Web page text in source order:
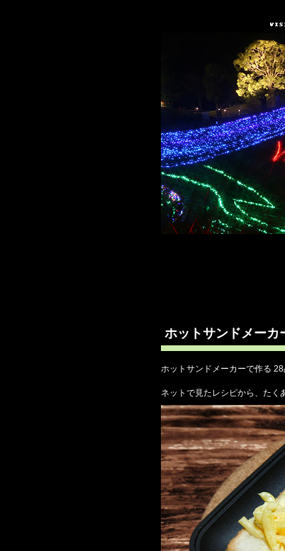
ホットサンドメーカ
ホットサンドメーカーで作る
ネットで見たレシピから、たく